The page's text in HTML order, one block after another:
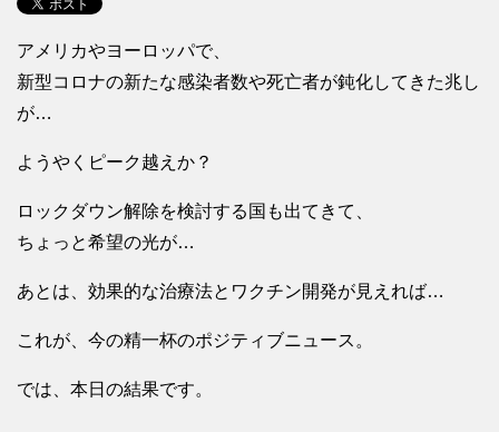
アメリカやヨーロッパで、
新型コロナの新たな感染者数や死亡者が鈍化してきた兆し
が…
ようやくピーク越えか？
ロックダウン解除を検討する国も出てきて、
ちょっと希望の光が…
あとは、効果的な治療法とワクチン開発が見えれば…
これが、今の精一杯のポジティブニュース。
では、本日の結果です。